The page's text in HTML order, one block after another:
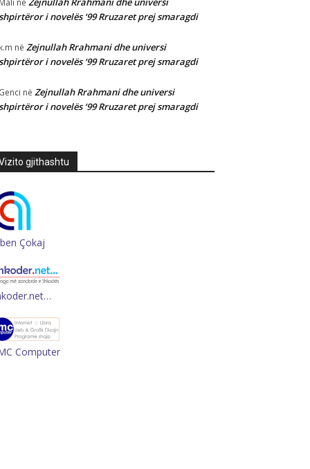
Mali në
i novelës ‘99 Rruzaret prej smaragdi
k.m në Zejnullah Rrahmani dhe universi
i novelës ‘99 Rruzaret prej smaragdi
Genci në Zejnullah Rrahmani dhe universi
i novelës ‘99 Rruzaret prej smaragdi
gjithashtu
Çokaj
Computer